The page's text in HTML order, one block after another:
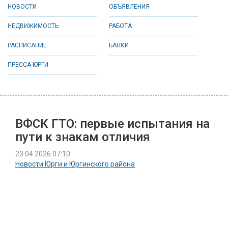
НОВОСТИ ОБЪЯВЛЕНИЯ
НЕДВИЖИМОСТЬ РАБОТА
РАСПИСАНИЕ БАНКИ
ПРЕССА ЮРГИ
ВФСК ГТО: первые испытания на
пути к знакам отличия
23.04.2026 07:10
Новости Юрги и Юргинского района